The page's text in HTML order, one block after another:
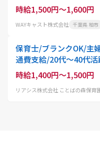
時給1,500円～1,600円
WAYキャスト株式会社 千葉県 柏市
保育士/ブランクOK/主
通費支給/20代～40代活
時給1,400円～1,500円
リアシス株式会社 ことばの森保育